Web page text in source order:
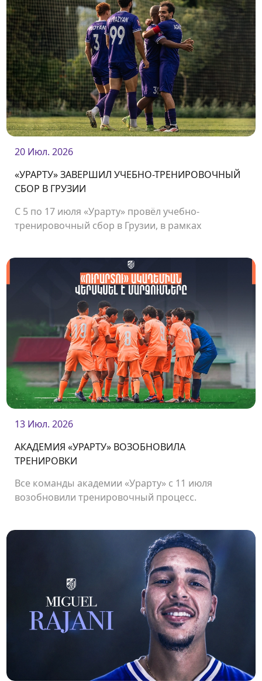
20 Июл. 2026
«УРАРТУ» ЗАВЕРШИЛ УЧЕБНО-ТРЕНИРОВОЧНЫЙ
СБОР В ГРУЗИИ
С 5 по 17 июля «Урарту» провёл учебно-
тренировочный сбор в Грузии, в рамках
13 Июл. 2026
АКАДЕМИЯ «УРАРТУ» ВОЗОБНОВИЛА
ТРЕНИРОВКИ
Все команды академии «Урарту» с 11 июля
возобновили тренировочный процесс.